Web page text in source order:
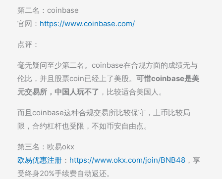
第二名：coinbase
官网： https://www.coinbase.com/
点评：
毫无疑问至少第二名。coinbase在合规方面的成绩无与
伦比，并且股票coin已经上了美股。 可惜coinbase是美
元交易所，中国人玩不了 ，比较适合美国人。
而且coinbase这种合规交易所比较保守，上币比较局
限，合约杠杆也受限，不如币安自由点。
第三名：欧易okx
欧易优惠注册 ： https://www.okx.com/join/BNB48 ，享
受终身20%手续费自动返还。